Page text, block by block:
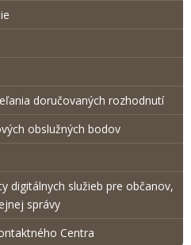
doručovaných rozhodnutí
obslužných bodov
digitálnych služieb pre občanov,
správy
Centra